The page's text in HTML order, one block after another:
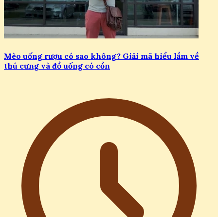
Mèo uống rượu có sao không? Giải mã hiểu lầm về
thú cưng và đồ uống có cồn